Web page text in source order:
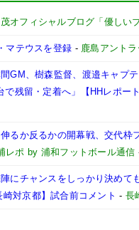
オフィシャルブログ「優しい
マテウスを登録 - 鹿島アント
間GM、樹森監督、渡邉キャプ
で残留・定着へ」【HHレポー
るか反るかの開幕戦、交代枠
レポ by 浦和フットボール通信
にチャンスをしっかり決めて
崎対京都】試合前コメント - 長